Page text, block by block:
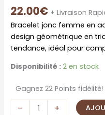
22.00€ + Livraison
Bracelet jonc femme en
design géométrique en
tendance, idéal pour
Disponibilité : 2 en stock
Gagnez 22 Points fidélité!
- +